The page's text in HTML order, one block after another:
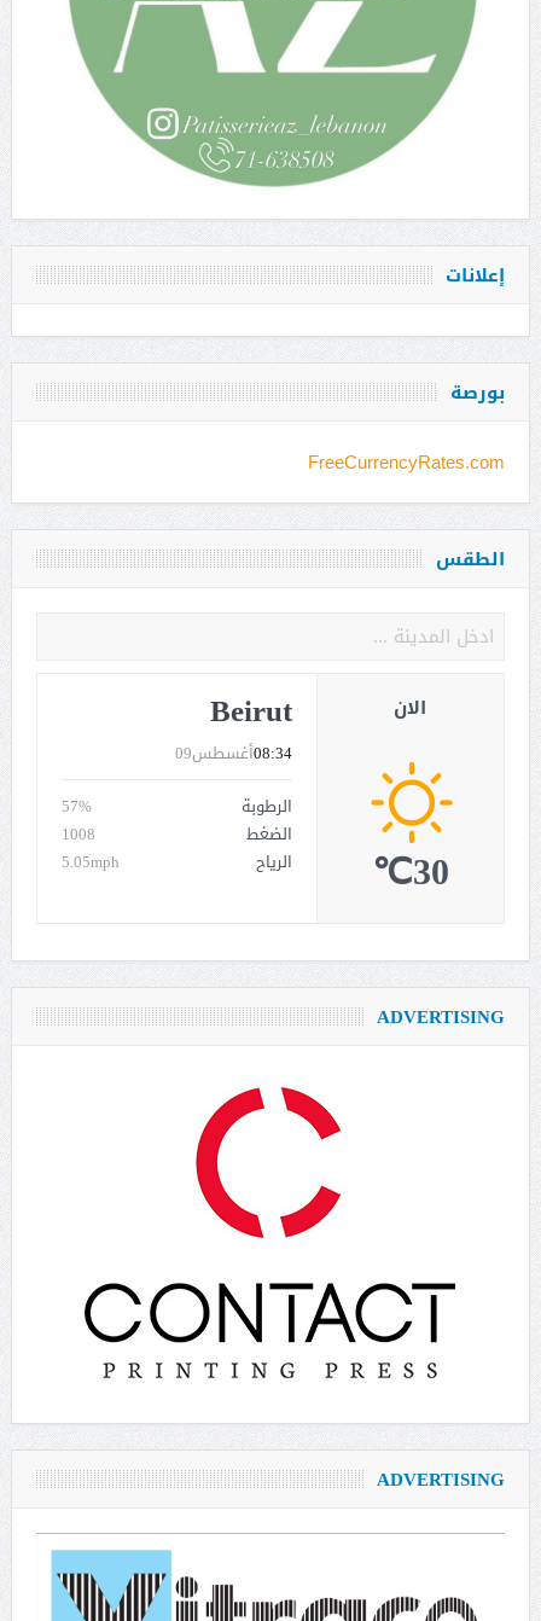
إعلانات
بورصة
FreeCurrencyRates.com
الطقس
Beirut
أغسطس0908:34
الرطوبة
57%
الضغط
1008
الرياح
5.05mph
الان
30℃
ADVERTISING
ADVERTISING